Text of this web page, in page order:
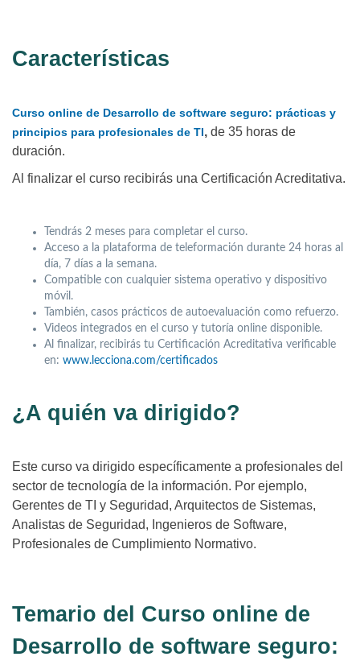
Características
Curso online de Desarrollo de software seguro: prácticas y
principios para profesionales de TI, de 35 horas de
duración.
Al finalizar el curso recibirás una Certificación Acreditativa.
Tendrás 2 meses para completar el curso.
Acceso a la plataforma de teleformación durante 24 horas al
día, 7 días a la semana.
Compatible con cualquier sistema operativo y dispositivo
móvil.
También, casos prácticos de autoevaluación como refuerzo.
Videos integrados en el curso y tutoría online disponible.
Al finalizar, recibirás tu Certificación Acreditativa verificable
en: www.lecciona.com/certificados
¿A quién va dirigido?
Este curso va dirigido específicamente a profesionales del
sector de tecnología de la información. Por ejemplo,
Gerentes de TI y Seguridad, Arquitectos de Sistemas,
Analistas de Seguridad, Ingenieros de Software,
Profesionales de Cumplimiento Normativo.
Temario del Curso online de
Desarrollo de software seguro: